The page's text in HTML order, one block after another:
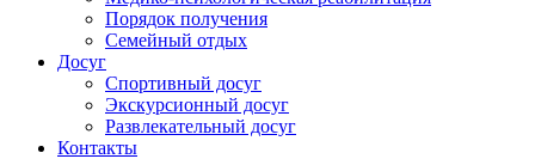
Порядок получения
Семейный отдых
Досуг
Спортивный досуг
Экскурсионный досуг
Развлекательный досуг
Контакты